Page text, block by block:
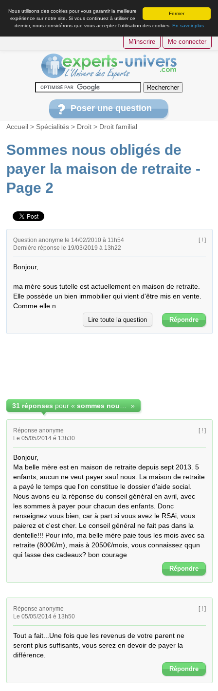
Fermer
Nous utilisons des cookies pour vous garantir la meilleure
expérience sur notre site. Si vous continuez à utiliser ce
dernier, nous considérons que vous acceptez l’utilisation des cookies. En savoir plus
M'inscrire Me connecter
Poser une question
Accueil > Spécialités > Droit > Droit familial
Sommes nous obligés de
payer la maison de retraite -
Page 2
Question anonyme le 14/02/2010 à 11h54
Dernière réponse le 19/03/2019 à 13h22
[ ! ]
Bonjour,
ma mère sous tutelle est actuellement en maison de retraite.
Elle possède un bien immobilier qui vient d'être mis en vente.
Comme elle n...
Répondre
Lire toute la question
31 réponses pour « »
Réponse anonyme
Le 05/05/2014 é 13h30
[ ! ]
Bonjour,
Ma belle mère est en maison de retraite depuis sept 2013. 5
enfants, aucun ne veut payer sauf nous. La maison de retraite
a payé le temps que l'on constitue le dossier d'aide social.
Nous avons eu la réponse du conseil général en avril, avec
les sommes à payer pour chacun des enfants. Donc
renseignez vous bien, car à part si vous avez le RSAi, vous
paierez et c'est cher. Le conseil général ne fait pas dans la
dentelle!!! Pour info, ma belle mère paie tous les mois avec sa
retraite (800€/m), mais à 2050€/mois, vous connaissez qqun
qui fasse des cadeaux? bon courage
Répondre
Réponse anonyme
Le 05/05/2014 é 13h50
[ ! ]
Tout a fait...Une fois que les revenus de votre parent ne
seront plus suffisants, vous serez en devoir de payer la
différence.
Répondre